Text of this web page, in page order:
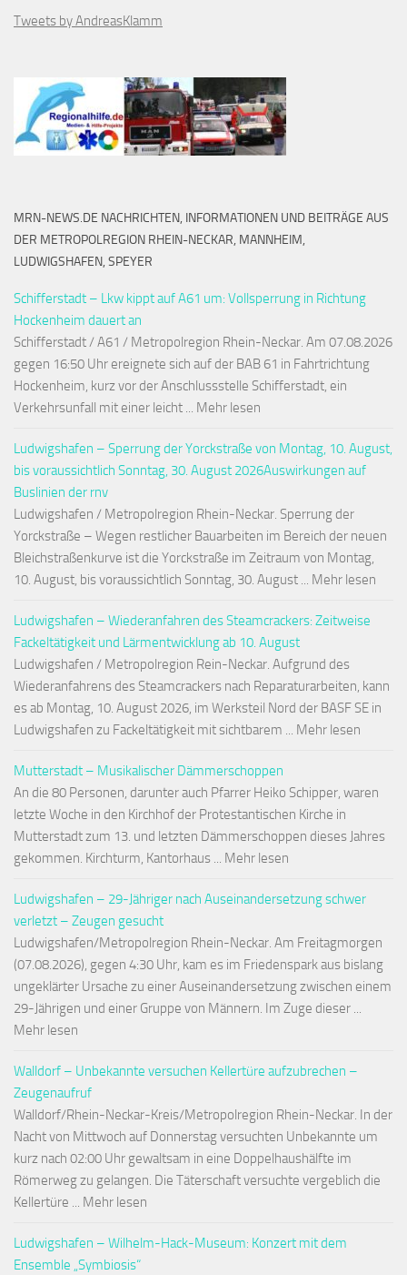
Tweets by AndreasKlamm
MRN-NEWS.DE NACHRICHTEN, INFORMATIONEN UND BEITRÄGE AUS
DER METROPOLREGION RHEIN-NECKAR, MANNHEIM,
LUDWIGSHAFEN, SPEYER
Schifferstadt – Lkw kippt auf A61 um: Vollsperrung in Richtung
Hockenheim dauert an
Schifferstadt / A61 / Metropolregion Rhein-Neckar. Am 07.08.2026
gegen 16:50 Uhr ereignete sich auf der BAB 61 in Fahrtrichtung
Hockenheim, kurz vor der Anschlussstelle Schifferstadt, ein
Verkehrsunfall mit einer leicht ... Mehr lesen
Ludwigshafen – Sperrung der Yorckstraße von Montag, 10. August,
bis voraussichtlich Sonntag, 30. August 2026Auswirkungen auf
Buslinien der rnv
Ludwigshafen / Metropolregion Rhein-Neckar. Sperrung der
Yorckstraße – Wegen restlicher Bauarbeiten im Bereich der neuen
Bleichstraßenkurve ist die Yorckstraße im Zeitraum von Montag,
10. August, bis voraussichtlich Sonntag, 30. August ... Mehr lesen
Ludwigshafen – Wiederanfahren des Steamcrackers: Zeitweise
Fackeltätigkeit und Lärmentwicklung ab 10. August
Ludwigshafen / Metropolregion Rein-Neckar. Aufgrund des
Wiederanfahrens des Steamcrackers nach Reparaturarbeiten, kann
es ab Montag, 10. August 2026, im Werksteil Nord der BASF SE in
Ludwigshafen zu Fackeltätigkeit mit sichtbarem ... Mehr lesen
Mutterstadt – Musikalischer Dämmerschoppen
An die 80 Personen, darunter auch Pfarrer Heiko Schipper, waren
letzte Woche in den Kirchhof der Protestantischen Kirche in
Mutterstadt zum 13. und letzten Dämmerschoppen dieses Jahres
gekommen. Kirchturm, Kantorhaus ... Mehr lesen
Ludwigshafen – 29-Jähriger nach Auseinandersetzung schwer
verletzt – Zeugen gesucht
Ludwigshafen/Metropolregion Rhein-Neckar. Am Freitagmorgen
(07.08.2026), gegen 4:30 Uhr, kam es im Friedenspark aus bislang
ungeklärter Ursache zu einer Auseinandersetzung zwischen einem
29-Jährigen und einer Gruppe von Männern. Im Zuge dieser ...
Mehr lesen
Walldorf – Unbekannte versuchen Kellertüre aufzubrechen –
Zeugenaufruf
Walldorf/Rhein-Neckar-Kreis/Metropolregion Rhein-Neckar. In der
Nacht von Mittwoch auf Donnerstag versuchten Unbekannte um
kurz nach 02:00 Uhr gewaltsam in eine Doppelhaushälfte im
Römerweg zu gelangen. Die Täterschaft versuchte vergeblich die
Kellertüre ... Mehr lesen
Ludwigshafen – Wilhelm-Hack-Museum: Konzert mit dem
Ensemble „Symbiosis“